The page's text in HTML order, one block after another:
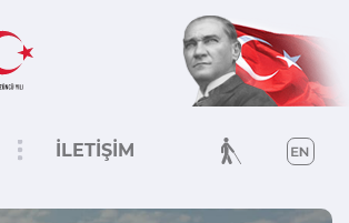
İLETİŞİM